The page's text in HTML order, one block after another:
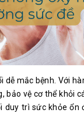
dễ mắc bệnh. Với
bảo vệ cơ thể khỏi
trì sức khỏe ổn